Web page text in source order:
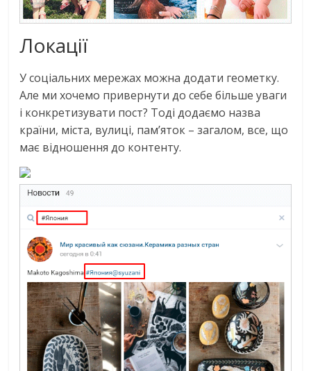
Локації
У соціальних мережах можна додати геометку.
Але ми хочемо привернути до себе більше уваги
і конкретизувати пост? Тоді додаємо назва
країни, міста, вулиці, пам’яток – загалом, все, що
має відношення до контенту.